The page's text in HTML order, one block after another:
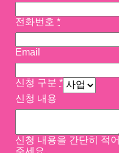
전화번호 *
Email
신청 구분 *
신청 내용
신청 내용을 간단히 적어
주세요.